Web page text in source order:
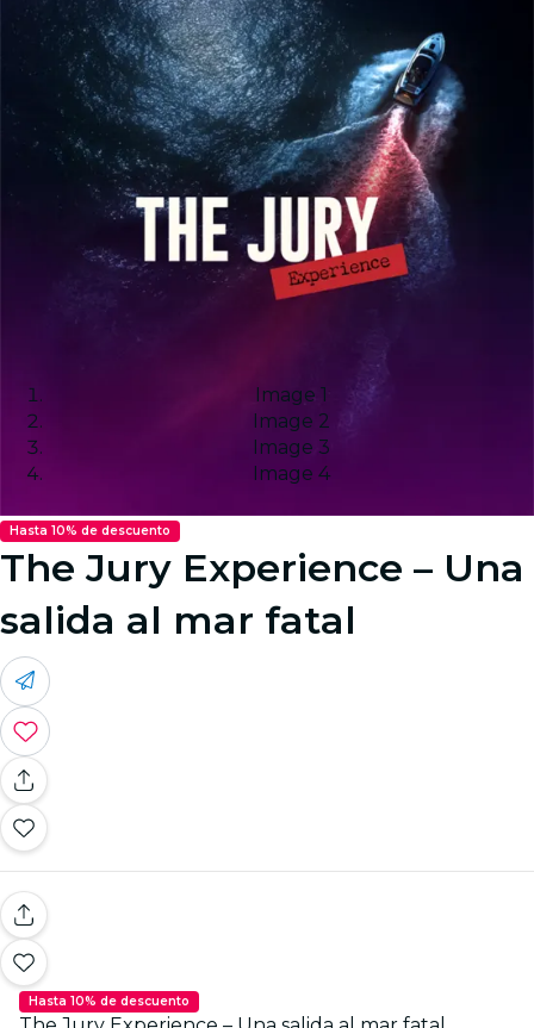
Image 1
Image 2
Image 3
Image 4
Hasta 10% de descuento
The Jury Experience – Una
salida al mar fatal
Hasta 10% de descuento